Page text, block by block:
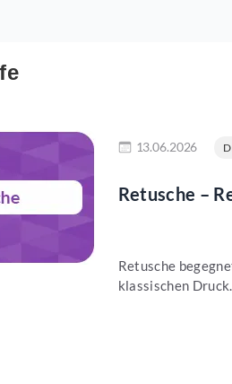
13.06.2026
Retusche –
Retusche
klassischen